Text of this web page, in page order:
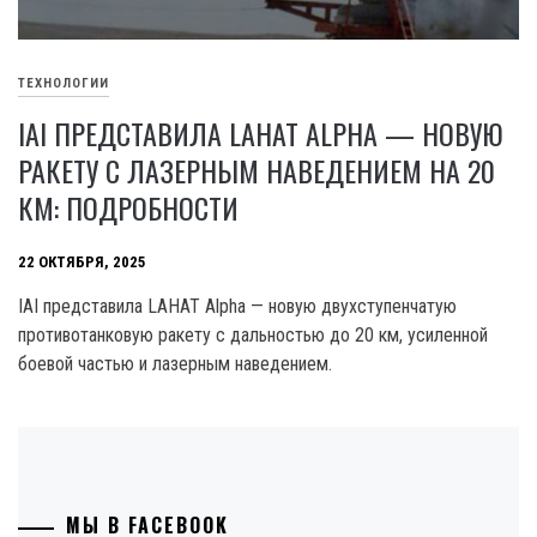
ТЕХНОЛОГИИ
IAI ПРЕДСТАВИЛА LAHAT ALPHA — НОВУЮ
РАКЕТУ С ЛАЗЕРНЫМ НАВЕДЕНИЕМ НА 20
КМ: ПОДРОБНОСТИ
22 ОКТЯБРЯ, 2025
IAI представила LAHAT Alpha — новую двухступенчатую
противотанковую ракету с дальностью до 20 км, усиленной
боевой частью и лазерным наведением.
МЫ В FACEBOOK